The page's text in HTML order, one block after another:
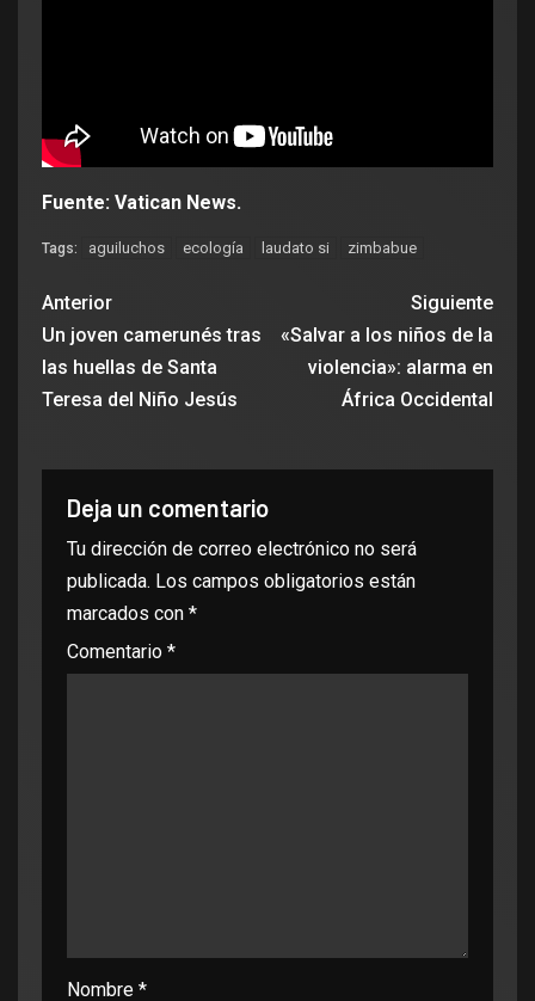
Fuente: Vatican News.
Tags: aguiluchos ecología laudato si zimbabue
Anterior
Un joven camerunés tras
las huellas de Santa
Teresa del Niño Jesús
Siguiente
«Salvar a los niños de la
violencia»: alarma en
África Occidental
Deja un comentario
Tu dirección de correo electrónico no será
publicada. Los campos obligatorios están
marcados con *
Comentario *
Nombre *